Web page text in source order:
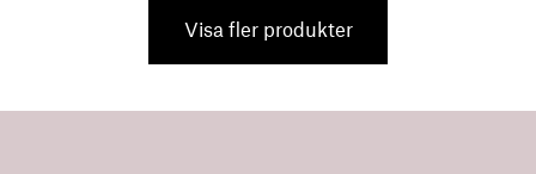
Visa fler produkter